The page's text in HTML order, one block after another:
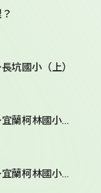
坑國小（上）
乘著閱讀翅膀遊世界～宜蘭柯林國小（下）
乘著閱讀翅膀遊世界～宜蘭柯林國小（上）